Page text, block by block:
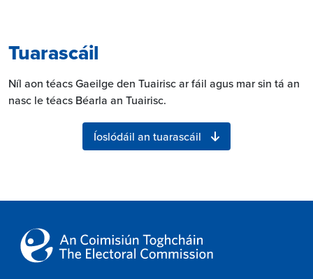
Tuarascáil
Níl aon téacs Gaeilge den Tuairisc ar fáil agus mar sin tá an
nasc le téacs Béarla an Tuairisc.
Íoslódáil an tuarascáil